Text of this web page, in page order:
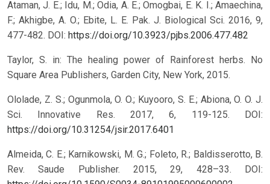
Ataman, J. E.; Idu, M.; Odia, A. E.; Omogbai, E. K. I.; Amaechina,
F.; Akhigbe, A. O.; Ebite, L. E. Pak. J. Biological Sci. 2016, 9,
477-482. DOI: https://doi.org/10.3923/pjbs.2006.477.482
Taylor, S. in: The healing power of Rainforest herbs. No
Square Area Publishers, Garden City, New York, 2015.
Ololade, Z. S.; Ogunmola, O. O.; Kuyooro, S. E.; Abiona, O. O. J.
Sci. Innovative Res. 2017, 6, 119-125. DOI:
https://doi.org/10.31254/jsir.2017.6401
Almeida, C. E.; Karnikowski, M. G.; Foleto, R.; Baldisserotto, B.
Rev. Saude Publisher. 2015, 29, 428–33. DOI: